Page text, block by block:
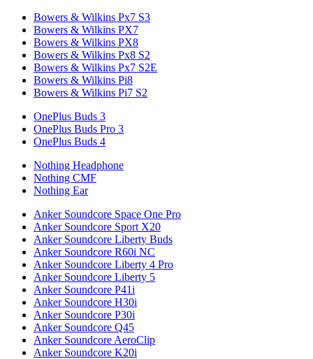
Bowers & Wilkins Px7 S3
Bowers & Wilkins PX7
Bowers & Wilkins PX8
Bowers & Wilkins Px8 S2
Bowers & Wilkins Px7 S2E
Bowers & Wilkins Pi8
Bowers & Wilkins Pi7 S2
OnePlus Buds 3
OnePlus Buds Pro 3
OnePlus Buds 4
Nothing Headphone
Nothing CMF
Nothing Ear
Anker Soundcore Space One Pro
Anker Soundcore Sport X20
Anker Soundcore Liberty Buds
Anker Soundcore R60i NC
Anker Soundcore Liberty 4 Pro
Anker Soundcore Liberty 5
Anker Soundcore P41i
Anker Soundcore H30i
Anker Soundcore P30i
Anker Soundcore Q45
Anker Soundcore AeroClip
Anker Soundcore K20i